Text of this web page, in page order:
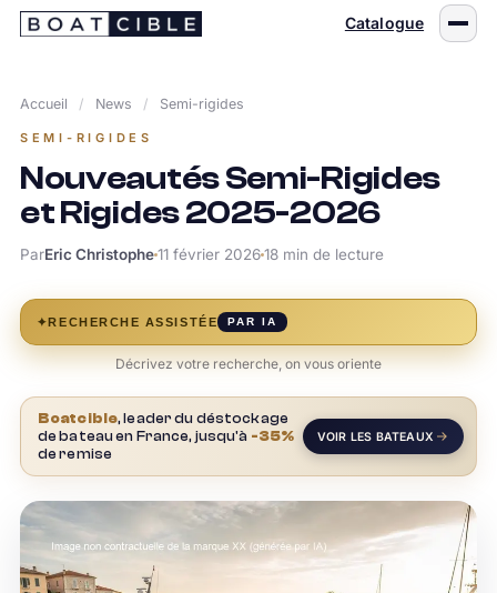
Passer
Catalogue
Accueil / News / Semi-rigides
SEMI-RIGIDES
Nouveautés Semi-Rigides
et Rigides 2025-2026
ParEric Christophe11 février 202618 min de lecture
✦RECHERCHE ASSISTÉE PAR IA
Décrivez votre recherche, on vous oriente
Boatcible, leader du déstockage
de bateau en France, jusqu'à -35%
de remise
VOIR LES BATEAUX